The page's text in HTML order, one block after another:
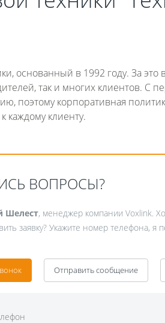
основанный в 1992 году. За это
так и многих клиентов. С
поэтому корпоративная
каждому клиенту.
ВОПРОСЫ?
Шелест, менеджер компании Voxlink.
заявку? Укажите номер телефона,
Отправить сообщение